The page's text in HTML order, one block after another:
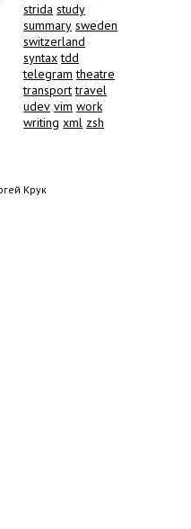
strida study
summary sweden
switzerland
syntax tdd
telegram theatre
transport travel
udev vim work
writing xml zsh
Крук